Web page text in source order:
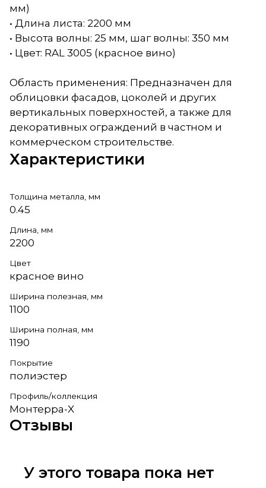
мм)
• Длина листа: 2200 мм
• Высота волны: 25 мм, шаг волны: 350 мм
• Цвет: RAL 3005 (красное вино)
Область применения: Предназначен для
облицовки фасадов, цоколей и других
вертикальных поверхностей, а также для
декоративных ограждений в частном и
коммерческом строительстве.
Характеристики
Толщина металла, мм
0.45
Длина, мм
2200
Цвет
красное вино
Ширина полезная, мм
1100
Ширина полная, мм
1190
Покрытие
полиэстер
Профиль/коллекция
Монтерра-X
Отзывы
У этого товара пока нет